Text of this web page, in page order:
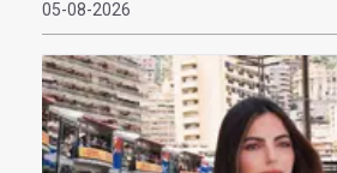
05-08-2026